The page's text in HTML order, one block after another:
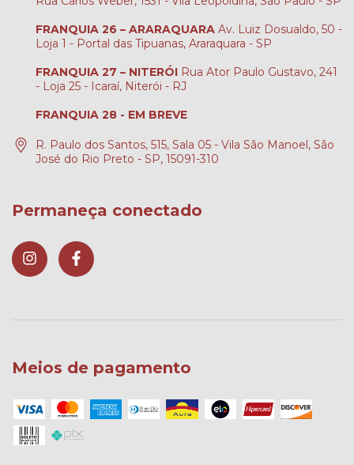
FRANQUIA 26 – ARARAQUARA Av. Luiz Dosualdo, 50 -
Loja 1 - Portal das Tipuanas, Araraquara - SP
FRANQUIA 27 – NITERÓI Rua Ator Paulo Gustavo, 241
- Loja 25 - Icaraí, Niterói - RJ
FRANQUIA 28 - EM BREVE
R. Paulo dos Santos, 515, Sala 05 - Vila São Manoel, São
José do Rio Preto - SP, 15091-310
Permaneça conectado
Meios de pagamento